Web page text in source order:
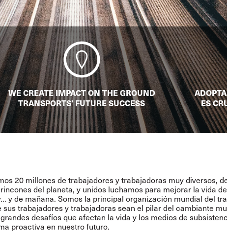
WE CREATE IMPACT ON THE GROUND
TRANSPORTS’ FUTURE SUCCESS
ES
20 millones de trabajadores y trabajadoras muy diversos,
del planeta, y unidos luchamos para mejorar la vida
y de mañana. Somos la principal organización mundial del
sus trabajadores y trabajadoras sean el pilar del cambiante
desafíos que afectan la vida y los medios de
proactiva en nuestro futuro.